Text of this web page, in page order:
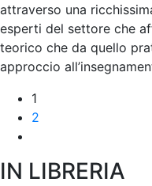
attraverso una
esperti del settore che
teorico che da quello
approccio
1
2
IN LIBRERIA